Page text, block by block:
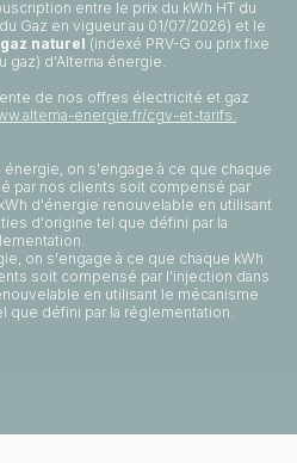
entre le prix du kWh HT du
Gaz en vigueur au 01/07/2026) et le
naturel (indexé PRV-G ou prix fixe
gaz) d'Alterna énergie.
de nos offres électricité et gaz
energie.fr/cgv-et-tarifs.
énergie, on s'engage à ce que chaque
par nos clients soit compensé par
d'énergie renouvelable en utilisant
d'origine tel que défini par la
on s'engage à ce que chaque kWh
soit compensé par l'injection dans
en utilisant le mécanisme
que défini par la réglementation.